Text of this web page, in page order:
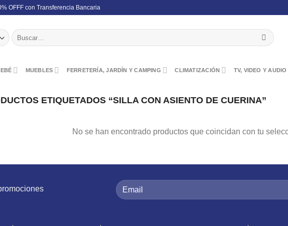
OFFF con Transferencia Bancaria
Buscar
por:
MUEBLES FERRETERÍA, JARDÍN Y CAMPING CLIMATIZACIÓN TV, VIDEO Y AUDIO
ETIQUETADOS “SILLA CON ASIENTO DE CUERINA”
No se han encontrado productos que coincidan con tu